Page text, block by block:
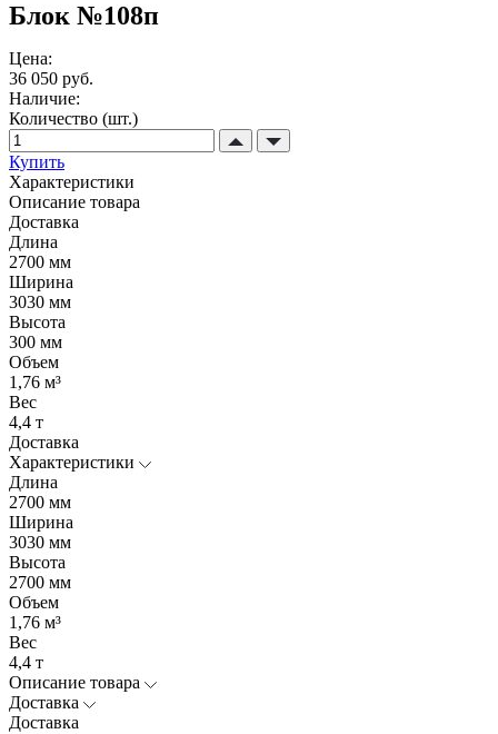
Блок №108п
Цена:
36 050 руб.
Наличие:
Количество (шт.)
Купить
Характеристики
Описание товара
Доставка
Длина
2700 мм
Ширина
3030 мм
Высота
300 мм
Объем
1,76 м³
Вес
4,4 т
Доставка
Характеристики
Длина
2700 мм
Ширина
3030 мм
Высота
2700 мм
Объем
1,76 м³
Вес
4,4 т
Описание товара
Доставка
Доставка